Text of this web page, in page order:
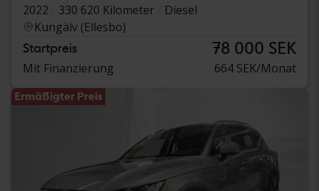
2022
330 620 Kilometer
Diesel
Kungälv (Ellesbo)
Startpreis 78 000 SEK
Mit Finanzierung 664 SEK/Monat
Ermäßigter Preis